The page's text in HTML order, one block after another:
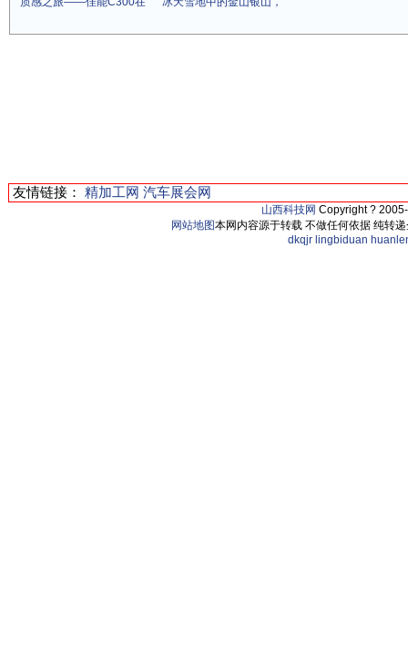
友情链接： 精加工网 汽车展会网
山西科技网 Copyright ?
网站地图本网内容源于转载 不做任何依据 纯转
dkqjr lingbiduan